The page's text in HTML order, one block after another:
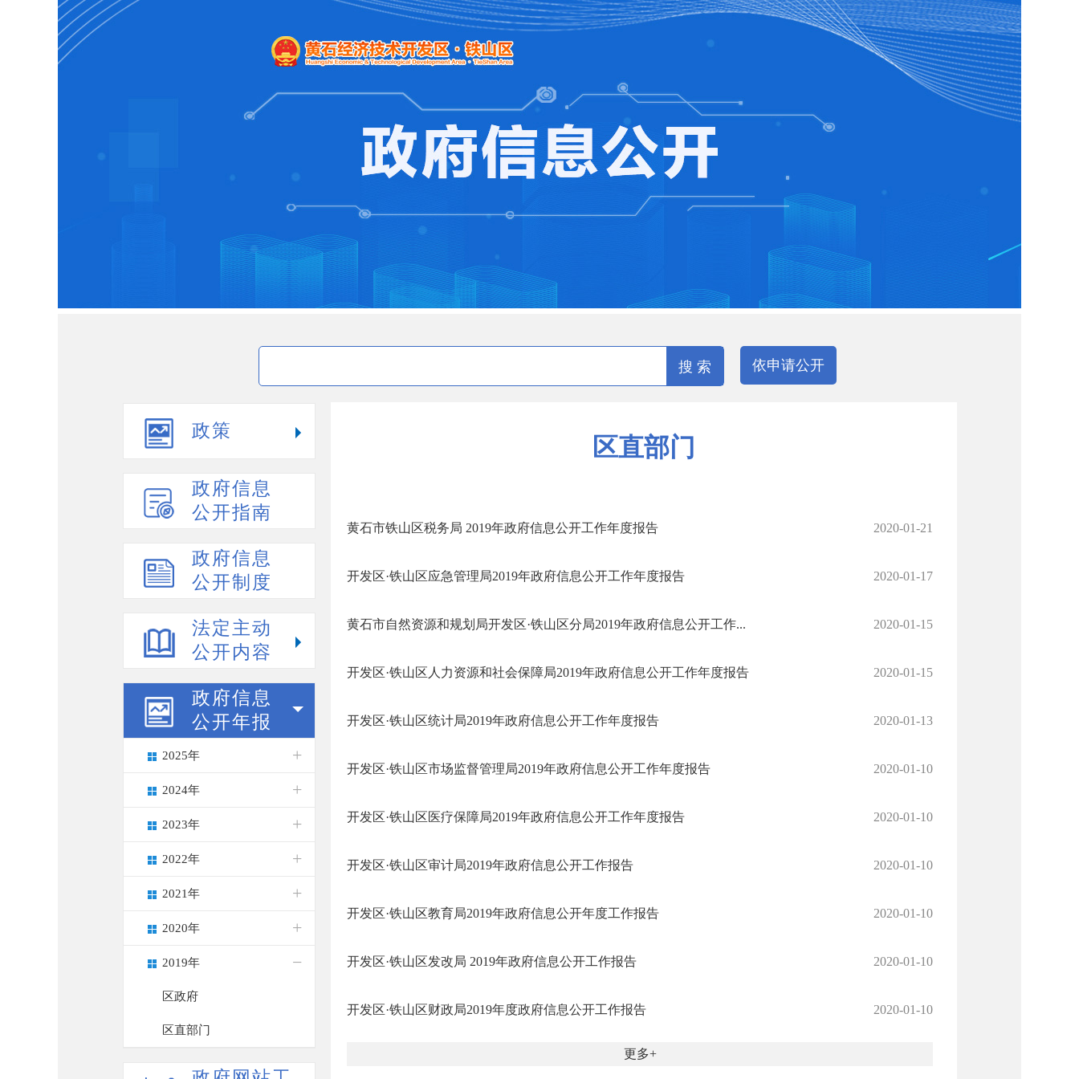
搜 索 依申请公开
政策
政府信息
公开指南
政府信息
公开制度
法定主动
公开内容
政府信息
公开年报
2025年
2024年
2023年
2022年
2021年
2020年
2019年
区政府
区直部门
区直部门
2020-01-21
黄石市铁山区税务局 2019年政府信息公开工作年度报告
2020-01-17
开发区·铁山区应急管理局2019年政府信息公开工作年度报告
2020-01-15
黄石市自然资源和规划局开发区·铁山区分局2019年政府信息公开工作...
2020-01-15
开发区·铁山区人力资源和社会保障局2019年政府信息公开工作年度报告
2020-01-13
开发区·铁山区统计局2019年政府信息公开工作年度报告
2020-01-10
开发区·铁山区市场监督管理局2019年政府信息公开工作年度报告
2020-01-10
开发区·铁山区医疗保障局2019年政府信息公开工作年度报告
2020-01-10
开发区·铁山区审计局2019年政府信息公开工作报告
2020-01-10
开发区·铁山区教育局2019年政府信息公开年度工作报告
2020-01-10
开发区·铁山区发改局 2019年政府信息公开工作报告
2020-01-10
开发区·铁山区财政局2019年度政府信息公开工作报告
更多